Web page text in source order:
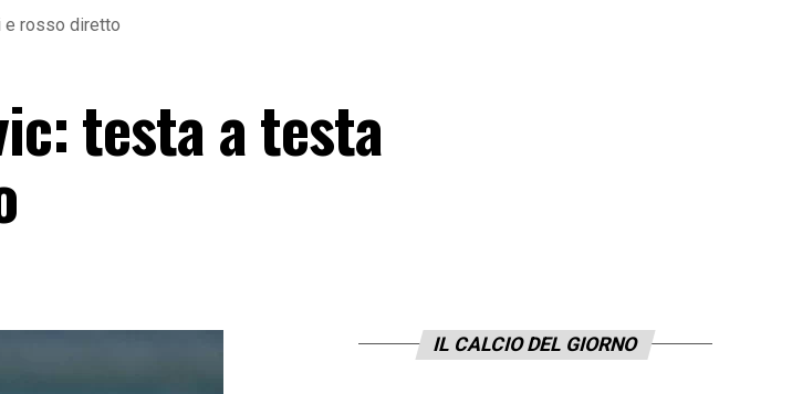
e rosso diretto
testa a testa
IL CALCIO DEL GIORNO